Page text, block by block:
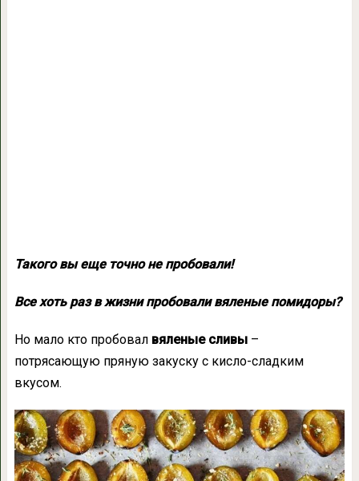
Такого вы еще точно не пробовали!
Все хоть раз в жизни пробовали вяленые помидоры?
Но мало кто пробовал вяленые сливы–
потрясающую пряную закуску с кисло-сладким
вкусом.